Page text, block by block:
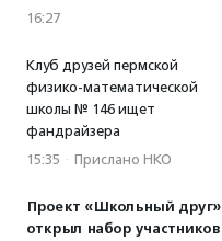
16:27
Клуб друзей пермской
физико-математической
школы № 146 ищет
фандрайзера
15:35 · Прислано НКО
Проект «Школьный друг»
открыл набор участников